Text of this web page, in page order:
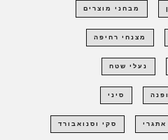
מבחני מוצרים
מצנחי רחיפה
נעלי שטח
סיני
סקי וסנואבורד